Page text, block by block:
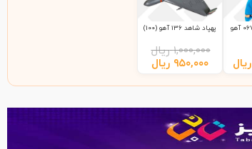
عروسک سلفونی 067 آهو
ریال
پهپاد شاهد 136 آهو (100)
۱,۰۰۰,۰۰۰ ریال
۹۵۰,۰۰۰ ریال